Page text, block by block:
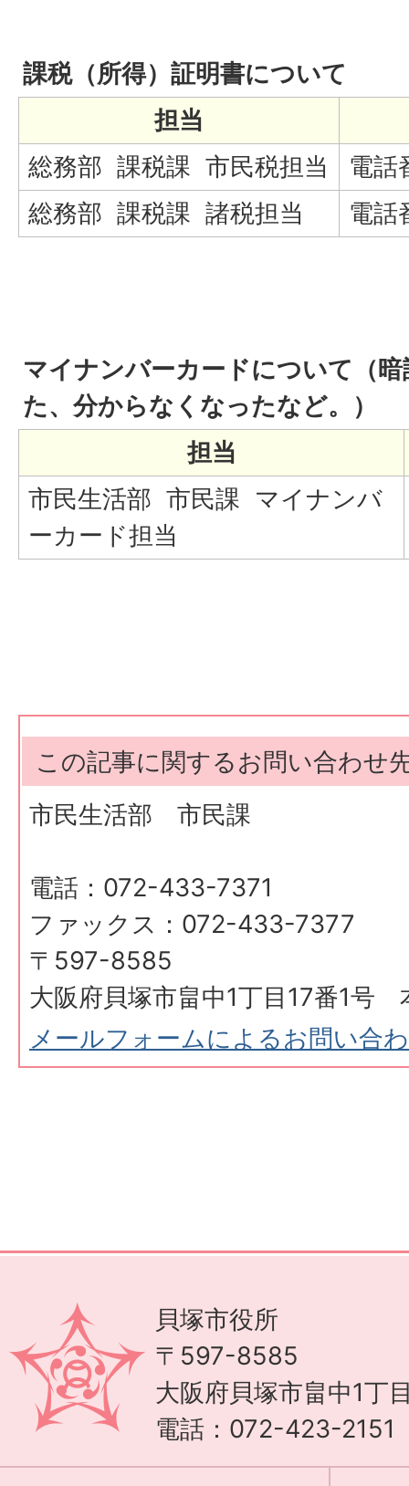
課税（所得）証明書について
担当
総務部 課税課 市民税担当
電
総務部 課税課 諸税担当
電
マイナンバーカードについて（
た、分からなくなったなど。）
担当
市民生活部 市民課 マイナンバ
ーカード担当
この記事に関するお問い合わせ
市民生活部 市民課
電話：072-433-7371
ファックス：072-433-7377
〒597-8585
大阪府貝塚市畠中1丁目17番1号
メールフォームによるお問い合
貝塚市役所
〒597-8585
大阪府貝塚市畠中1丁
電話：072-423-2151